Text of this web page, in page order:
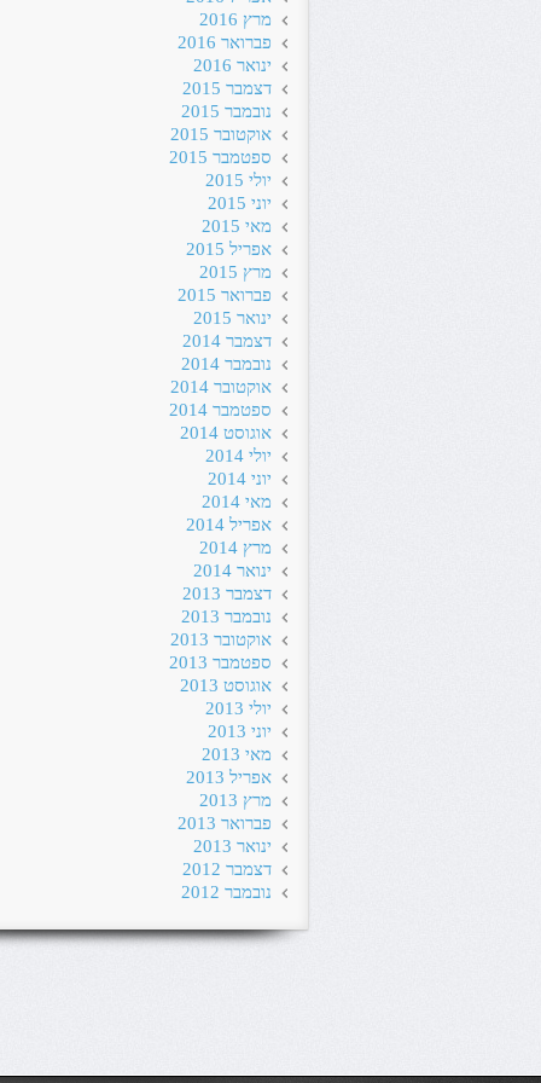
מרץ 2016
פברואר 2016
ינואר 2016
דצמבר 2015
נובמבר 2015
אוקטובר 2015
ספטמבר 2015
יולי 2015
יוני 2015
מאי 2015
אפריל 2015
מרץ 2015
פברואר 2015
ינואר 2015
דצמבר 2014
נובמבר 2014
אוקטובר 2014
ספטמבר 2014
אוגוסט 2014
יולי 2014
יוני 2014
מאי 2014
אפריל 2014
מרץ 2014
ינואר 2014
דצמבר 2013
נובמבר 2013
אוקטובר 2013
ספטמבר 2013
אוגוסט 2013
יולי 2013
יוני 2013
מאי 2013
אפריל 2013
מרץ 2013
פברואר 2013
ינואר 2013
דצמבר 2012
נובמבר 2012